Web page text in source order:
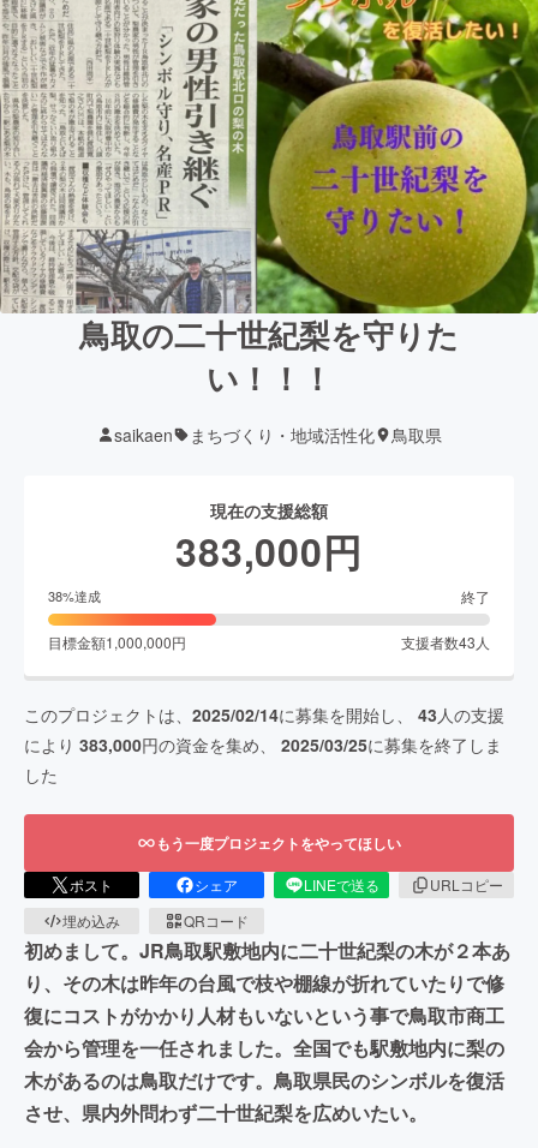
鳥取の二十世紀梨を守りた
い！！！
saikaen まちづくり・地域活性化 鳥取県
現在の支援総額
383,000円
38%達成 終了
目標金額1,000,000円 支援者数43 人
このプロジェクトは、 2025/02/14に募集を開始し、 43 人の支援
により 383,000円の資金を集め、 2025/03/25に募集を終了しま
した
もう一度プロジェクトをやってほしい
ポスト シェア LINEで送る
URLコピー
埋め込み
QRコード
初めまして。JR鳥取駅敷地内に二十世紀梨の木が２本あ
り、その木は昨年の台風で枝や棚線が折れていたりで修
復にコストがかかり人材もいないという事で鳥取市商工
会から管理を一任されました。全国でも駅敷地内に梨の
木があるのは鳥取だけです。鳥取県民のシンボルを復活
させ、県内外問わず二十世紀梨を広めいたい。